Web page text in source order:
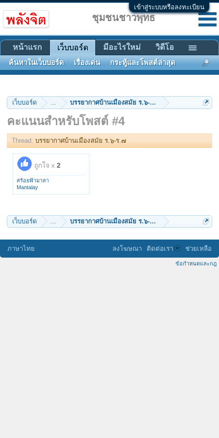
เข้าสู่ระบบหรือลงทะเบียน
เว็บบอร์ด ... บรรยากาศบ้านเมืองสมัย ร.๖-ร.๗
คะแนนสำหรับโพสต์ #4
Thread: บรรยากาศบ้านเมืองสมัย ร.๖-ร.๗
ถูกใจ x 2
สร้อยฟ้ามาลา
Mantalay
เว็บบอร์ด ... บรรยากาศบ้านเมืองสมัย ร.๖-ร.๗
ชุมชนชาวพุทธ
หน้าแรก เว็บบอร์ด
ค้นหาในเว็บบอร์ด เรื่องเด่น กระทู้และโพสต์ล่าสุด
มีอะไรใหม่ วิดีโอ
ภาษาไทย ลงโฆษณา ติดต่อเรา ช่วยเหลือ
ข้อกำหนดและกฎ